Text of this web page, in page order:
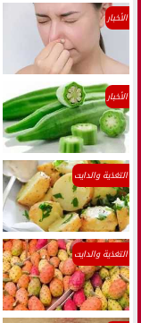
الأخبار
الأخبار
التغذية والدايت
التغذية والدايت